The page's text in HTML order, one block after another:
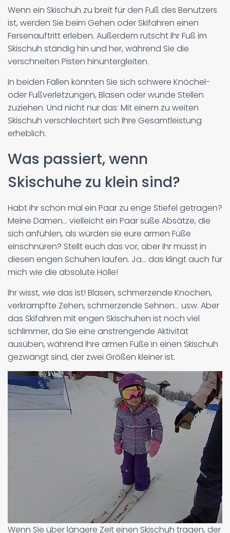
Wenn ein Skischuh zu breit für den Fuß des Benutzers
ist, werden Sie beim Gehen oder Skifahren einen
Fersenauftritt erleben. Außerdem rutscht Ihr Fuß im
Skischuh ständig hin und her, während Sie die
verschneiten Pisten hinuntergleiten.
In beiden Fällen könnten Sie sich schwere Knöchel-
oder Fußverletzungen, Blasen oder wunde Stellen
zuziehen. Und nicht nur das: Mit einem zu weiten
Skischuh verschlechtert sich Ihre Gesamtleistung
erheblich.
Was passiert, wenn
Skischuhe zu klein sind?
Habt ihr schon mal ein Paar zu enge Stiefel getragen?
Meine Damen... vielleicht ein Paar süße Absätze, die
sich anfühlen, als würden sie eure armen Füße
einschnüren? Stellt euch das vor, aber ihr müsst in
diesen engen Schuhen laufen. Ja... das klingt auch für
mich wie die absolute Hölle!
Ihr wisst, wie das ist! Blasen, schmerzende Knochen,
verkrampfte Zehen, schmerzende Sehnen... usw. Aber
das Skifahren mit engen Skischuhen ist noch viel
schlimmer, da Sie eine anstrengende Aktivität
ausüben, während Ihre armen Füße in einen Skischuh
gezwängt sind, der zwei Größen kleiner ist.
Wenn Sie über längere Zeit einen Skischuh tragen, der